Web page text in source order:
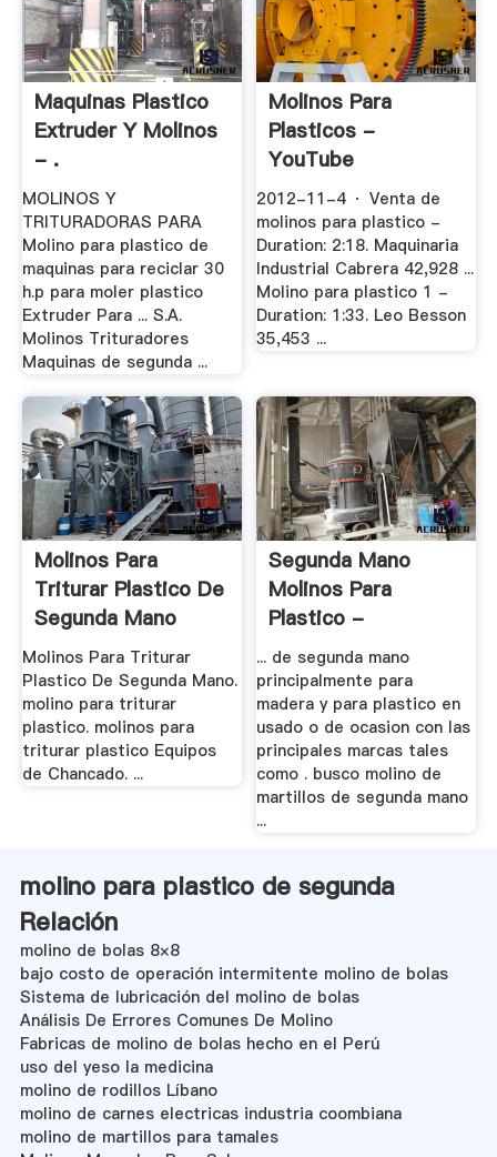
Maquinas Plastico
Extruder Y Molinos
- .
MOLINOS Y
TRITURADORAS PARA
Molino para plastico de
maquinas para reciclar 30
h.p para moler plastico
Extruder Para ... S.A.
Molinos Trituradores
Maquinas de segunda ...
Molinos Para
Plasticos -
YouTube
2012-11-4 · Venta de
molinos para plastico -
Duration: 2:18. Maquinaria
Industrial Cabrera 42,928 ...
Molino para plastico 1 -
Duration: 1:33. Leo Besson
35,453 ...
Molinos Para
Triturar Plastico De
Segunda Mano
Molinos Para Triturar
Plastico De Segunda Mano.
molino para triturar
plastico. molinos para
triturar plastico Equipos
de Chancado. ...
Segunda Mano
Molinos Para
Plastico -
Trituradora .
... de segunda mano
principalmente para
madera y para plastico en
usado o de ocasion con las
principales marcas tales
como . busco molino de
martillos de segunda mano
...
molino para plastico de segunda
Relación
molino de bolas 8×8
bajo costo de operación intermitente molino de bolas
Sistema de lubricación del molino de bolas
Análisis De Errores Comunes De Molino
Fabricas de molino de bolas hecho en el Perú
uso del yeso la medicina
molino de rodillos Líbano
molino de carnes electricas industria coombiana
molino de martillos para tamales